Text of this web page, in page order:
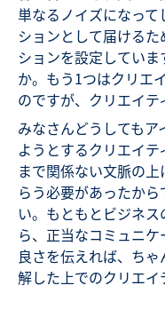
単なるノイズになっ
ションとして届ける
ションを設定してい
か。もう1つはクリエ
のですが、クリエイテ
みなさんどうしても
ようとするクリエイ
まで関係ない文脈の
らう必要があったか
い。もともとビジネ
ら、正当なコミュニ
良さを伝えれば、ち
解した上でのクリエイ